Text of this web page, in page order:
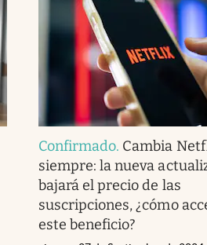
Confirmado. Cambia
siempre: la nueva
bajará el precio de las
suscripciones, ¿cómo
este beneficio?